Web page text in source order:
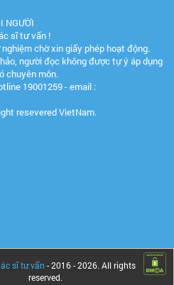
NGƯỜI
sĩ tư vấn !
chờ xin giấy phép hoạt động.
người đọc không được tự ý áp dụng
chuyên môn.
19001259 - email :
resevered VietNam.
sĩ tư vấn - 2016 -2026. All rights
reserved.